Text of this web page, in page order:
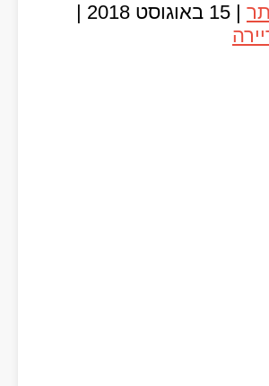
| 15 באוגוסט 2018
|